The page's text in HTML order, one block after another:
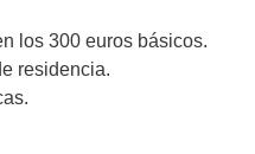
los 300 euros básicos.
residencia.